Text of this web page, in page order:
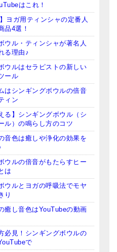
各種
チャーム
グCD
はこれ！
ヨガ用ティンシャの定番人
品4選！
ウル・ティンシャが著名人
る理由♪
ウルはセラピストの新しい
ール
はシンギングボウルの倍音
ィン
る】シンギングボウル（シ
ル）の鳴らし方のコツ
音色は癒しや浄化の効果を
ウルの倍音がもたらすヒー
は
ウルとヨガの呼吸法でモヤ
り
癒し音色はYouTubeの動画
必見！シンギングボウルの
で